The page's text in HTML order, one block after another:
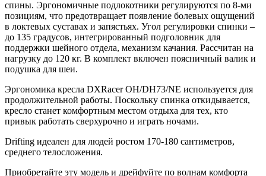
спины. Эргономичные подлокотники регулируются по 8-ми
позициям, что предотвращает появление болевых ощущений
в локтевых суставах и запястьях. Угол регулировки спинки –
до 135 градусов, интегрированный подголовник для
поддержки шейного отдела, механизм качания. Рассчитан на
нагрузку до 120 кг. В комплект включен поясничный валик и
подушка для шеи.
Эргономика кресла DXRacer OH/DH73/NE используется для
продолжительной работы. Поскольку спинка откидывается,
кресло станет комфортным местом отдыха для тех, кто
привык работать сверхурочно и играть ночами.
Drifting идеален для людей ростом 170-180 сантиметров,
среднего телосложения.
Приобретайте эту модель и дрейфуйте по волнам комфорта